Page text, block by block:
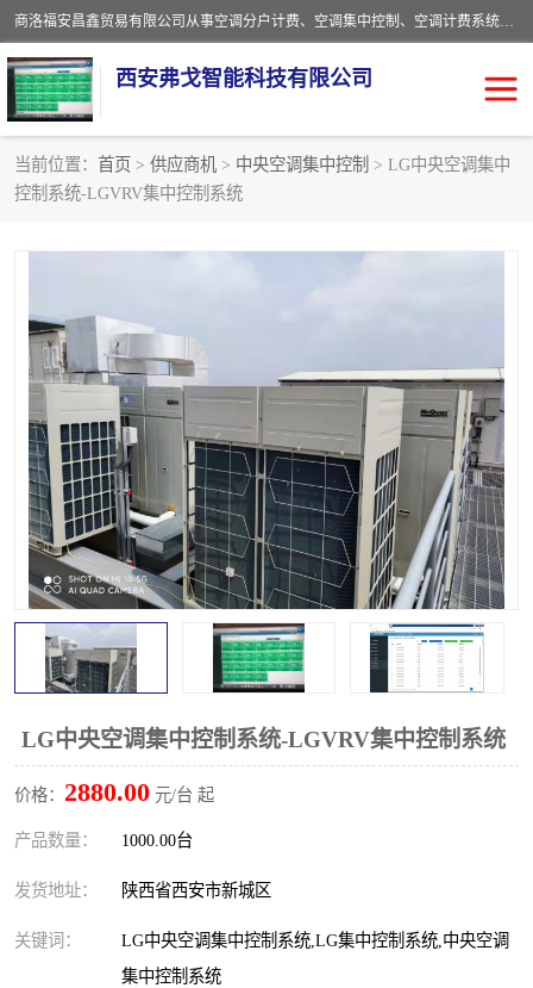
商洛福安昌鑫贸易有限公司从事空调分户计费、空调集中控制、空调计费系统、空调远程控制、中央空调分户计费、中央空调集中控制等产品的销售与安装。。语音控制，解放双手，让用户畅享安全、健康、便利、舒适、节能、愉悦的物联网智慧生活，我们竭诚为您提供住宅、别墅、公寓的智能家居化、智能办公化，智能酒店的解决方案。
西安弗戈智能科技有限公司
当前位置： 首页 > 供应商机 > 中央空调集中控制 > LG中央空调集中
控制系统-LGVRV集中控制系统
LG中央空调集中控制系统-LGVRV集中控制系统
价格： 2880.00 元/台 起
产品数量： 1000.00台
发货地址： 陕西省西安市新城区
关键词：
LG中央空调集中控制系统,LG集中控制系统,中央空调
集中控制系统
中央空调集中控制
空调远程控制
空调计费系统
中央空调计费系统 空调分户计费系统